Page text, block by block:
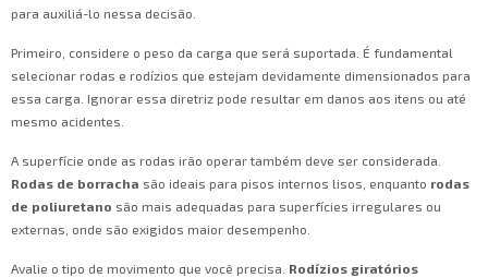
para auxiliá-lo nessa decisão.
Primeiro, considere o peso da carga que será suportada. É fundamental
selecionar rodas e rodízios que estejam devidamente dimensionados para
essa carga. Ignorar essa diretriz pode resultar em danos aos itens ou até
mesmo acidentes.
A superfície onde as rodas irão operar também deve ser considerada.
Rodas de borracha são ideais para pisos internos lisos, enquanto rodas
de poliuretano são mais adequadas para superfícies irregulares ou
externas, onde são exigidos maior desempenho.
Avalie o tipo de movimento que você precisa. Rodízios giratórios